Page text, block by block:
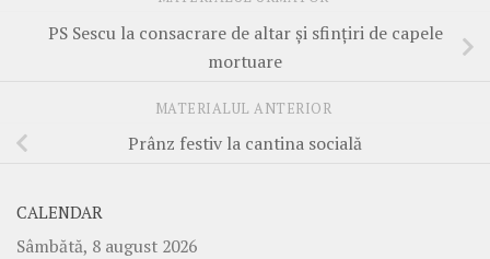
PS Sescu la consacrare de altar și sfințiri de capele
mortuare
MATERIALUL ANTERIOR
Prânz festiv la cantina socială
CALENDAR
Sâmbătă, 8 august 2026